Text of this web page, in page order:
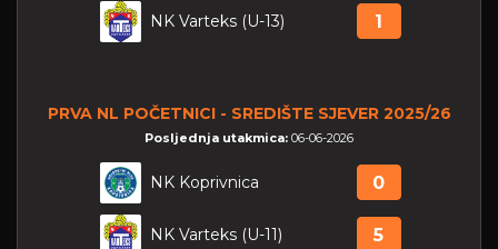
NK Varteks (U-13) 1
PRVA NL POČETNICI - SREDIŠTE SJEVER 2025/26
Posljednja utakmica: 06-06-2026
NK Koprivnica 0
NK Varteks (U-11) 5